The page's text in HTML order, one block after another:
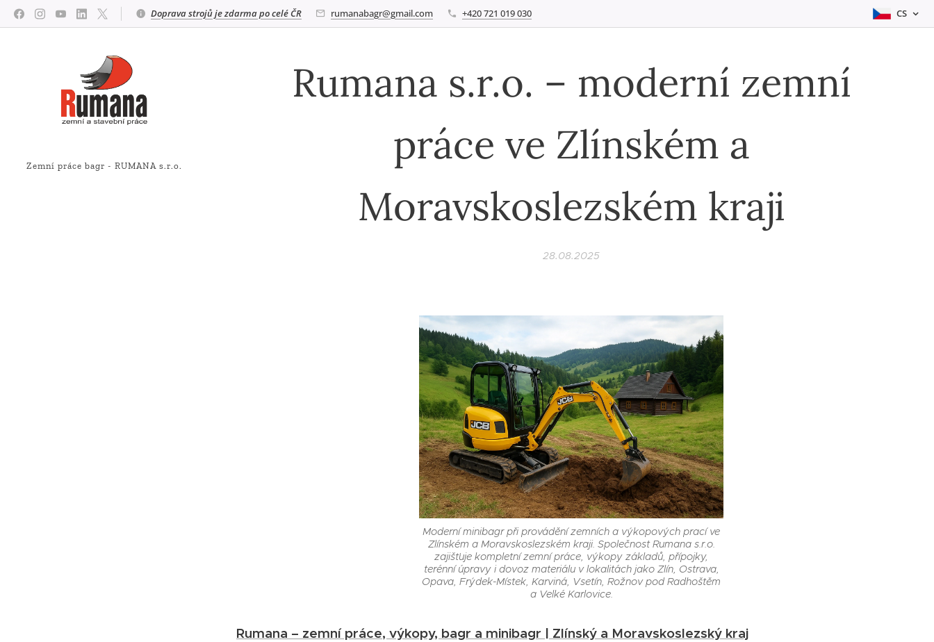
Doprava strojů je zdarma po celé ČR rumanabagr@gmail.com +420 721 019 030 CS
Zemní práce bagr - RUMANA s.r.o.
Rumana s.r.o. – moderní zemní
práce ve Zlínském a
Moravskoslezském kraji
28.08.2025
Moderní minibagr při provádění zemních a výkopových prací ve
Zlínském a Moravskoslezském kraji. Společnost Rumana s.r.o.
zajišťuje kompletní zemní práce, výkopy základů, přípojky,
terénní úpravy i dovoz materiálu v lokalitách jako Zlín, Ostrava,
Opava, Frýdek-Místek, Karviná, Vsetín, Rožnov pod Radhoštěm
a Velké Karlovice.
Rumana – zemní práce, výkopy, bagr a minibagr | Zlínský a Moravskoslezský kraj